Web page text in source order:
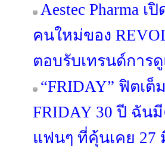
Aestec Pharma เ
คนใหม่ของ
ตอบรับเทรนด์การ
“FRIDAY” ฟิตเ
FRIDAY 30 ปี ฉัน
แฟนๆ ที่คุ้นเคย 27